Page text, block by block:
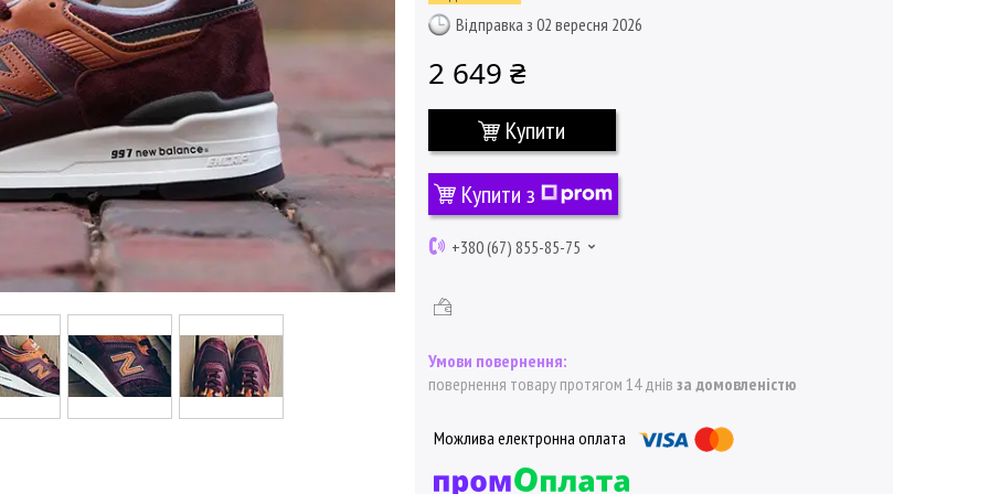
Відправка з 02 вересня 2026
2 649 ₴
Купити
Купити з
+380 (67) 855-85-75
повернення товару протягом 14 днів за домовленістю